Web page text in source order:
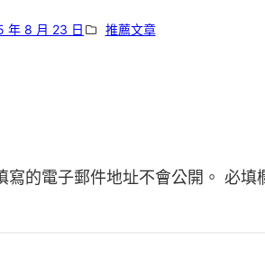
年 8 月 23 日 推薦文章
寫的電子郵件地址不會公開。 必填